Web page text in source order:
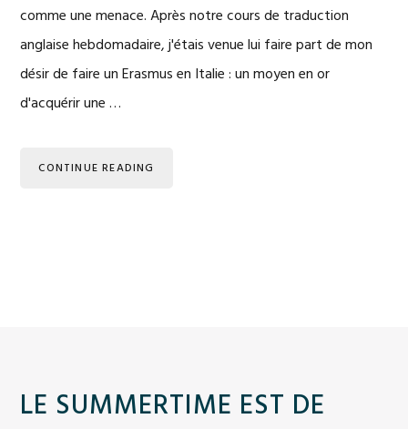
comme une menace. Après notre cours de traduction
anglaise hebdomadaire, j'étais venue lui faire part de mon
désir de faire un Erasmus en Italie : un moyen en or
d'acquérir une …
CONTINUE READING
LE SUMMERTIME EST DE